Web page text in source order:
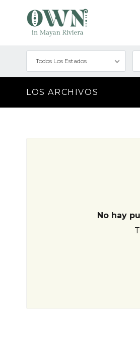
Todos Los Estados
LOS ARCHIVOS
No hay